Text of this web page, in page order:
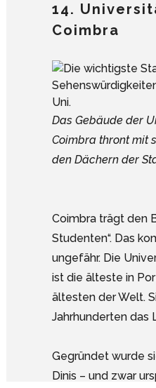
14.
Coimbra
Das Gebäude der
Coimbra thront mit
den Dächern der
Coimbra trägt den
Studenten“. Das
ungefähr. Die
ist die älteste in
ältesten der Welt.
Jahrhunderten das
Gegründet wurde
Dinis – und zwar
Google